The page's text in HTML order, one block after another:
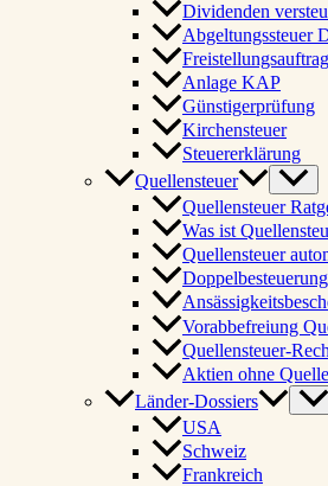
Dividenden
Abgeltungssteuer
Anlage KAP
Günstigerprüfung
Kirchensteuer
Steuererklärung
Quellensteuer
Quellensteuer
Was ist
Quellensteuer
Vorabbefreiung
Quellensteuer-
Aktien ohne
Länder-Dossiers
USA
Schweiz
Frankreich